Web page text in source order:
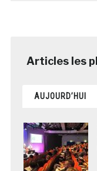
AUJOURD’HUI